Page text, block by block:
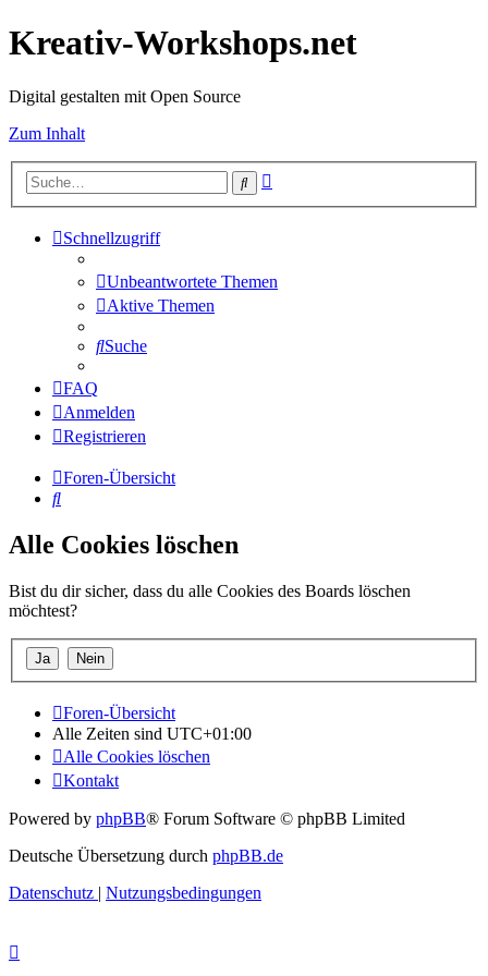
Kreativ-Workshops.net
Digital gestalten mit Open Source
Zum Inhalt
Suche
Schnellzugriff
Unbeantwortete Themen
Aktive Themen
Suche
FAQ
Anmelden
Registrieren
Foren-Übersicht
Suche
Alle Cookies löschen
Bist du dir sicher, dass du alle Cookies des Boards löschen
möchtest?
Foren-Übersicht
Alle Zeiten sind UTC+01:00
Alle Cookies löschen
Kontakt
Powered by phpBB® Forum Software © phpBB Limited
Deutsche Übersetzung durch phpBB.de
Datenschutz | Nutzungsbedingungen